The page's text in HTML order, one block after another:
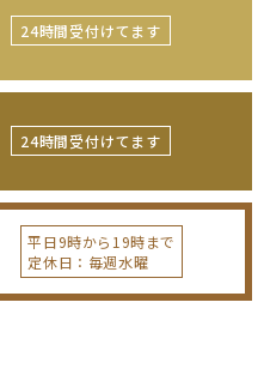
24時間受付けてます
24時間受付けてます
平日9時から19時まで
定休日：毎週水曜